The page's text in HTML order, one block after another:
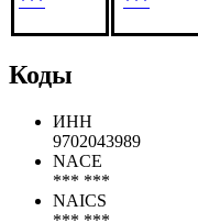
Коды
ИНН
9702043989
NACE
*** ***
NAICS